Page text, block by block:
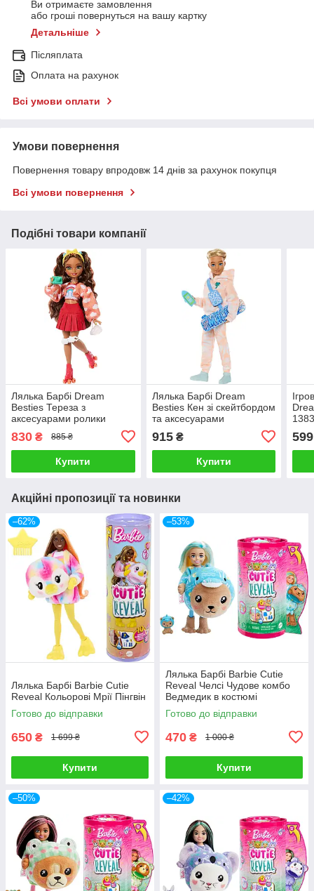
Ви отримаєте замовлення
або гроші повернуться на вашу картку
Детальніше
Післяплата
Оплата на рахунок
Всі умови оплати
Умови повернення
Повернення товару впродовж 14 днів за рахунок покупця
Всі умови повернення
Подібні товари компанії
Лялька Барбі Dream
Besties Тереза з
аксесуарами ролики
830 ₴ 885 ₴
Купити
Лялька Барбі Dream
Besties Кен зі скейтбордом
та аксесуарами
915₴
Купити
599
Акційні пропозиції та новинки
–62%
Лялька Барбі Barbie Cutie
Reveal Кольорові Мрії Пінгвін
Готово до відправки
650 ₴ 1 699 ₴
Купити
–53%
Лялька Барбі Barbie Cutie
Reveal Челсі Чудове комбо
Ведмедик в костюмі
Дельфіну
Готово до відправки
470 ₴ 1 000 ₴
Купити
–50% –42%